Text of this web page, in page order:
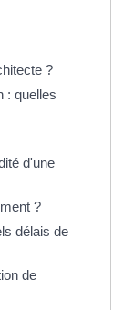
?
: quelles
d'une
?
délais de
de